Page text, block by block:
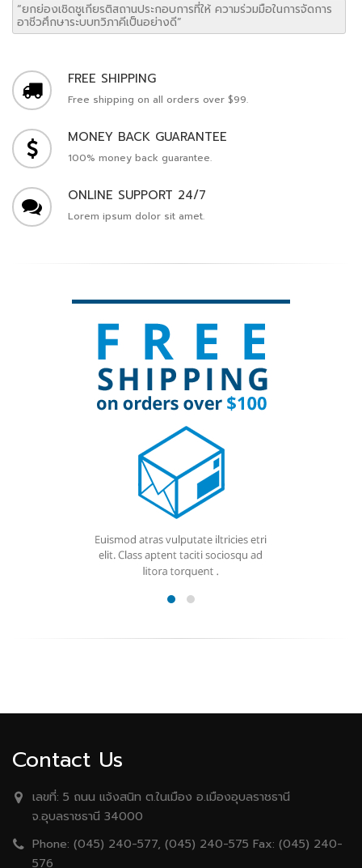
“ยกย่องเชิดชูเกียรติสถานประกอบการที่ให้ ความร่วมมือในการจัดการ
อาชีวศึกษาระบบทวิภาคีเป็นอย่างดี”
FREE SHIPPING
Free shipping on all orders over $99.
MONEY BACK GUARANTEE
100% money back guarantee.
ONLINE SUPPORT 24/7
Lorem ipsum dolor sit amet.
Contact Us
เลขที่: 5 ถนน เเจ้งสนิท ต.ในเมือง อ.เมืองอุบลราชธานี
จ.อุบลราชธานี 34000
Phone: (045) 240-577, (045) 240-575 Fax: (045) 240-
576